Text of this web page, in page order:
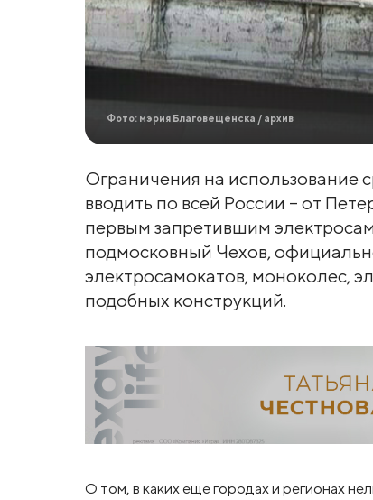
Фото: мэрия Благовещенска / архив
Ограничения на использование
вводить по всей России – от
первым запретившим
подмосковный Чехов,
электросамокатов, моноколес,
подобных конструкций.
О том, в каких еще городах и регионах